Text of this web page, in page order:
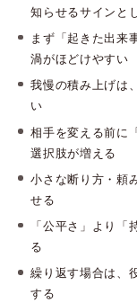
知らせるサインと
まず「起きた出来
渦がほどけやすい
我慢の積み上げは
い
相手を変える前に
選択肢が増える
小さな断り方・頼
せる
「公平さ」より
る
繰り返す場合は、
する